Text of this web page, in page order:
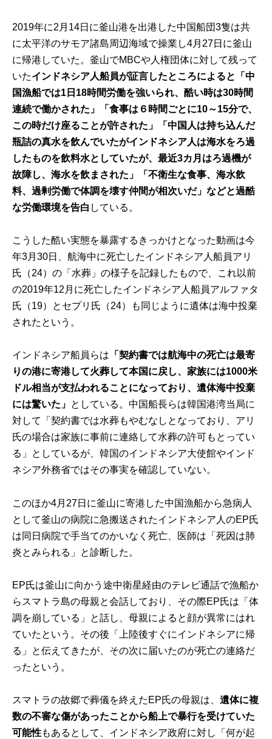
2019年に2月14日に釜山港を出港した中国船団3隻は共
に太平洋のサモア諸島周辺海域で操業し4月27日に釜山
に帰港していた。釜山でMBCや人権団体に対して残って
いたインドネシア人船員が証言したところによると「中
国漁船では1 日 18時間労働を強いられ、酷い時は30時間
連続で働かされた」「食事は６時間ごとに10～15分で、
この時だけ座ることが許された」「中国人は持ち込んだ
瓶詰の真水を飲んでいたがインドネシア人は海水をろ過
したものを飲料水としていたが、最近3カ月はろ過機が
故障し、海水を飲まされた」「不衛生な食事、海水飲
料、過剰労働で体調を壊す仲間が相次いだ」などと過酷
な労働環境を告白 している。
こうした酷い実態を暴露するきっかけとなった動画は今
年3月30日、航海中に死亡したインドネシア人船員アリ
氏（24）の「水葬」の様子を記録したもので、これ以前
の2019年12月に死亡したインドネシア人船員アルファタ
氏（19）とセプリ氏（24）も同じように遺体は海中投棄
されたという。
インドネシア船員らは 「契約書では航海中の死亡は最寄
りの港に寄港して火葬して本国に戻し、家族には1000米
ドル相当が支払われることになっており、遺体海中投棄
には驚いた」 としている。中国船長らは韓国港湾当局に
対して「契約書では水葬もやむなしとなっており、アリ
氏の場合は家族に事前に連絡して水葬の許可もとってい
る」としているが、韓国のインドネシア大使館やインド
ネシア外務省ではその事実を確認していない。
このほか4月27日に釜山に寄港した中国漁船から急病人
として釜山の病院に急搬送されたインドネシア人のEP氏
は同日病院で手当てのかいなく死亡、医師は「死因は肺
炎とみられる」と診断した。
EP氏は釜山に向かう途中衛星経由のテレビ通話で漁船か
らスマトラ島の母親と会話しており、その際EP氏は「体
調を崩している」と話し、母親によると顔が異常にはれ
ていたという。その後「上陸後すぐにインドネシアに帰
る」と伝えてきたが、その次に届いたのが死亡の連絡だ
ったという。
スマトラの故郷で葬儀を終えたEP氏の母親は、遺体に複
数の不審な傷があったことから船上で暴行を受けていた
可能性もあるとして、インドネシア政府に対し「何が起